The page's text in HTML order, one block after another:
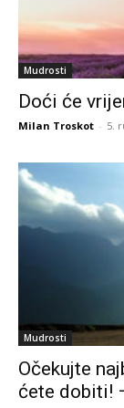
Mudrosti
Doći će
Milan Troskot - 5.
Mudrosti
Očekujte
ćete dobiti!